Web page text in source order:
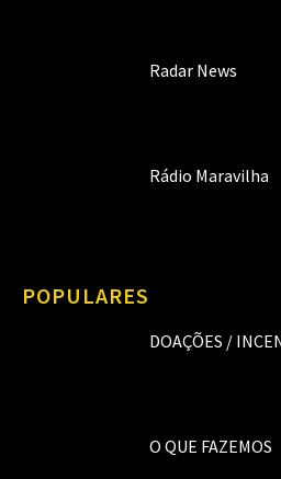
Radar News
Rádio Maravilha
POPULARES
DOAÇÕES /
O QUE FAZEMOS